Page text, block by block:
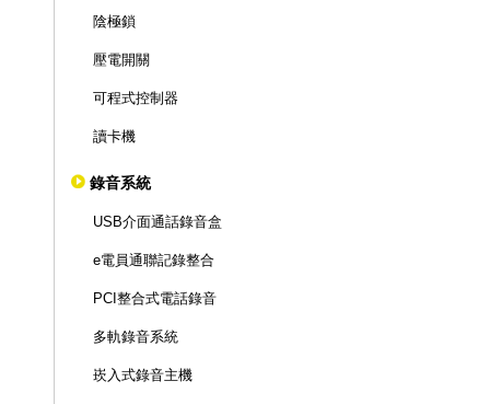
陰極鎖
壓電開關
可程式控制器
讀卡機
錄音系統
USB介面通話錄音盒
e電員通聯記錄整合
PCI整合式電話錄音
多軌錄音系統
崁入式錄音主機